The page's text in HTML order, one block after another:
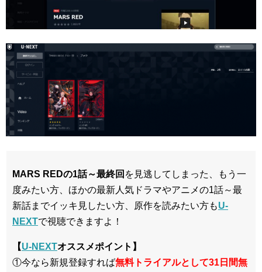
MARS REDの1話～最終回 を見逃してしまった、もう一
度みたい方、ほかの最新人気ドラマやアニメの1話～最
新話までイッキ見したい方、原作を読みたい方もU-
NEXTで視聴できますよ！
【U-NEXTオススメポイント】
①今なら新規登録すれば無料トライアルとして31日間無